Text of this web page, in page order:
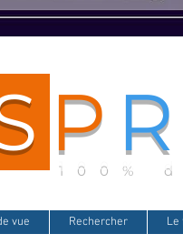
P R
100%
vue Rechercher Le